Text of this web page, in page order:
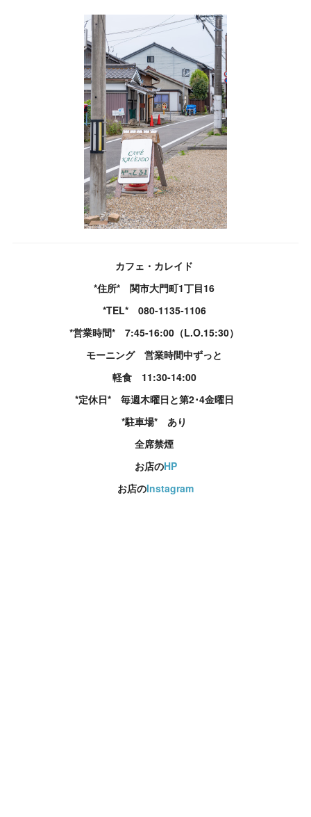
カフェ・カレイド
*住所* 関市大門町1丁目16
*TEL* 080-1135-1106
*営業時間* 7:45-16:00（L.O.15:30）
モーニング 営業時間中ずっと
軽食 11:30-14:00
*定休日* 毎週木曜日と第2･4金曜日
*駐車場* あり
全席禁煙
お店のHP
お店のInstagram